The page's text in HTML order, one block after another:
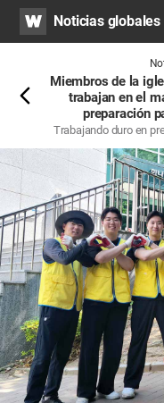
WATVNoticias globales
Miembros de la
trabajan en el
preparación
Trabajando duro en